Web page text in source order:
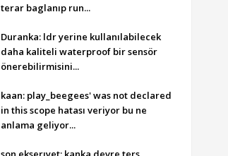
terar baglanıp run...
Duranka: ldr yerine kullanılabilecek
daha kaliteli waterproof bir sensör
önerebilirmisini...
kaan: play_beegees' was not declared
in this scope hatası veriyor bu ne
anlama geliyor...